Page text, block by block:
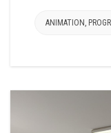
ANIMATION ,